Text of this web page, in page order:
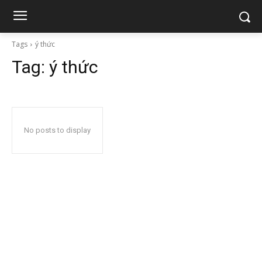
Tags ý thức
Tag: ý thức
No posts to display